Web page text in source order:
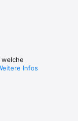
Infos